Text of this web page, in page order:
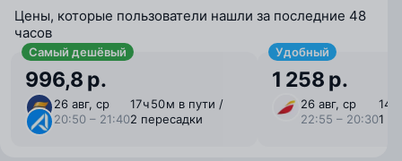
Цены, которые пользователи нашли за последние 48
часов
Самый дешёвый
996,8 р.
26 авг, ср
20:50 – 21:40
17 ⁠ч 50 ⁠м в пути /
2 пересадки
Удобный
1 258 р.
26 авг, ср
22:55 – 20:30
14
1